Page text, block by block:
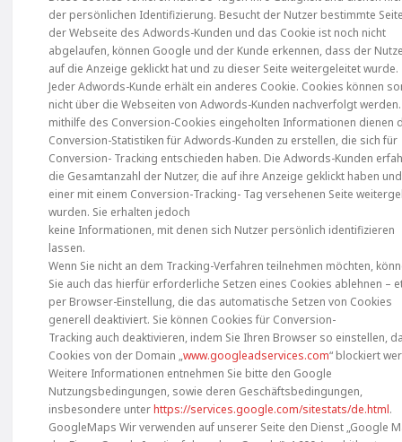
der persönlichen Identifizierung. Besucht der Nutzer bestimmte
der Webseite des Adwords-Kunden und das Cookie ist noch nicht
abgelaufen, können Google und der Kunde erkennen, dass der
auf die Anzeige geklickt hat und zu dieser Seite weitergeleitet wurde.
Jeder Adwords-Kunde erhält ein anderes Cookie. Cookies können
nicht über die Webseiten von Adwords-Kunden nachverfolgt
mithilfe des Conversion-Cookies eingeholten Informationen dienen
Conversion-Statistiken für Adwords-Kunden zu erstellen, die sich für
Conversion- Tracking entschieden haben. Die Adwords-Kunden
die Gesamtanzahl der Nutzer, die auf ihre Anzeige geklickt haben
einer mit einem Conversion-Tracking- Tag versehenen Seite
wurden. Sie erhalten jedoch
keine Informationen, mit denen sich Nutzer persönlich identifizieren
lassen.
Wenn Sie nicht an dem Tracking-Verfahren teilnehmen möchten,
Sie auch das hierfür erforderliche Setzen eines Cookies ablehnen –
per Browser-Einstellung, die das automatische Setzen von Cookies
generell deaktiviert. Sie können Cookies für Conversion-
Tracking auch deaktivieren, indem Sie Ihren Browser so einstellen,
Cookies von der Domain „www.googleadservices.com“ blockiert
Weitere Informationen entnehmen Sie bitte den Google
Nutzungsbedingungen, sowie deren Geschäftsbedingungen,
insbesondere unterhttps://services.google.com/sitestats/de.html.
GoogleMaps Wir verwenden auf unserer Seite den Dienst „Google